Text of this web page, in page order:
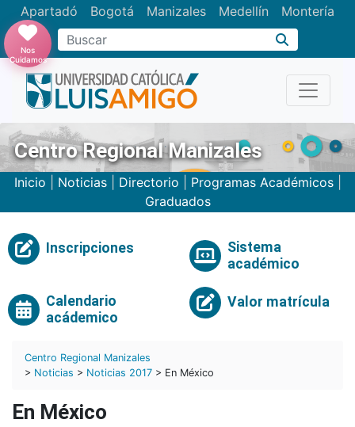
Apartadó Bogotá Manizales Medellín Montería
Nos
Cuidamos
Centro Regional Manizales
Inicio Noticias| Directorio Programas Académicos|
Graduados
Inscripciones
Sistema
académico
Calendario
acádemico
Valor matrícula
Centro Regional Manizales
> Noticias > Noticias 2017 > En México
En México